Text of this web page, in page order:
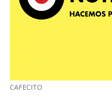
CAFECITO